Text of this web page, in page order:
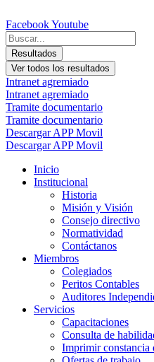
al
contenido
FacebookYoutube
Search
...Resultados
Ver todos los resultados
Intranet agremiado
Intranet agremiado
Tramite documentario
Tramite documentario
Descargar APP Movil
Descargar APP Movil
Inicio
Institucional
Historia
Misión y Visión
Consejo directivo
Normatividad
Contáctanos
Miembros
Colegiados
Peritos Contables
Auditores
Servicios
Capacitaciones
Consulta de
Imprimir constancia